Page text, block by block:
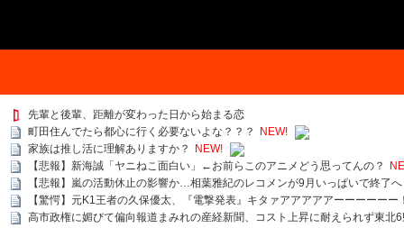
先輩と後輩、距離が変わった日から始まる恋
町田住んでたら都心に行く必要ないよな？？？
NEW!
家族は推し活に理解ありますか？
NEW!
【悲報】新海誠「ヤニねこ面白い」←お前らこのアニメどう思ってんの？
【悲報】嵐の活動休止の影響か…相葉雅紀のレコメンが9月いっぱいで終了へ
【驚愕】元K1王者の久保優太、『電撃発表』キタァアアアアアーーーーーー
高市政権に媚びて偏向報道まみれの産経新聞、コスト上昇に耐えられず東北